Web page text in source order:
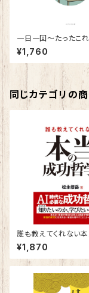
一日一回～たったこ
界が変わる～
¥1,760
同じカテゴリの
誰も教えてくれない
哲学
¥1,870